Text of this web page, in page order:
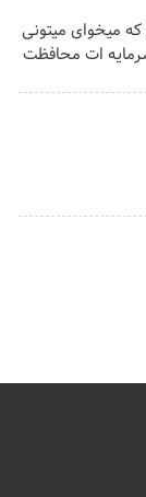
که میخوای میتونی
ات محافظت